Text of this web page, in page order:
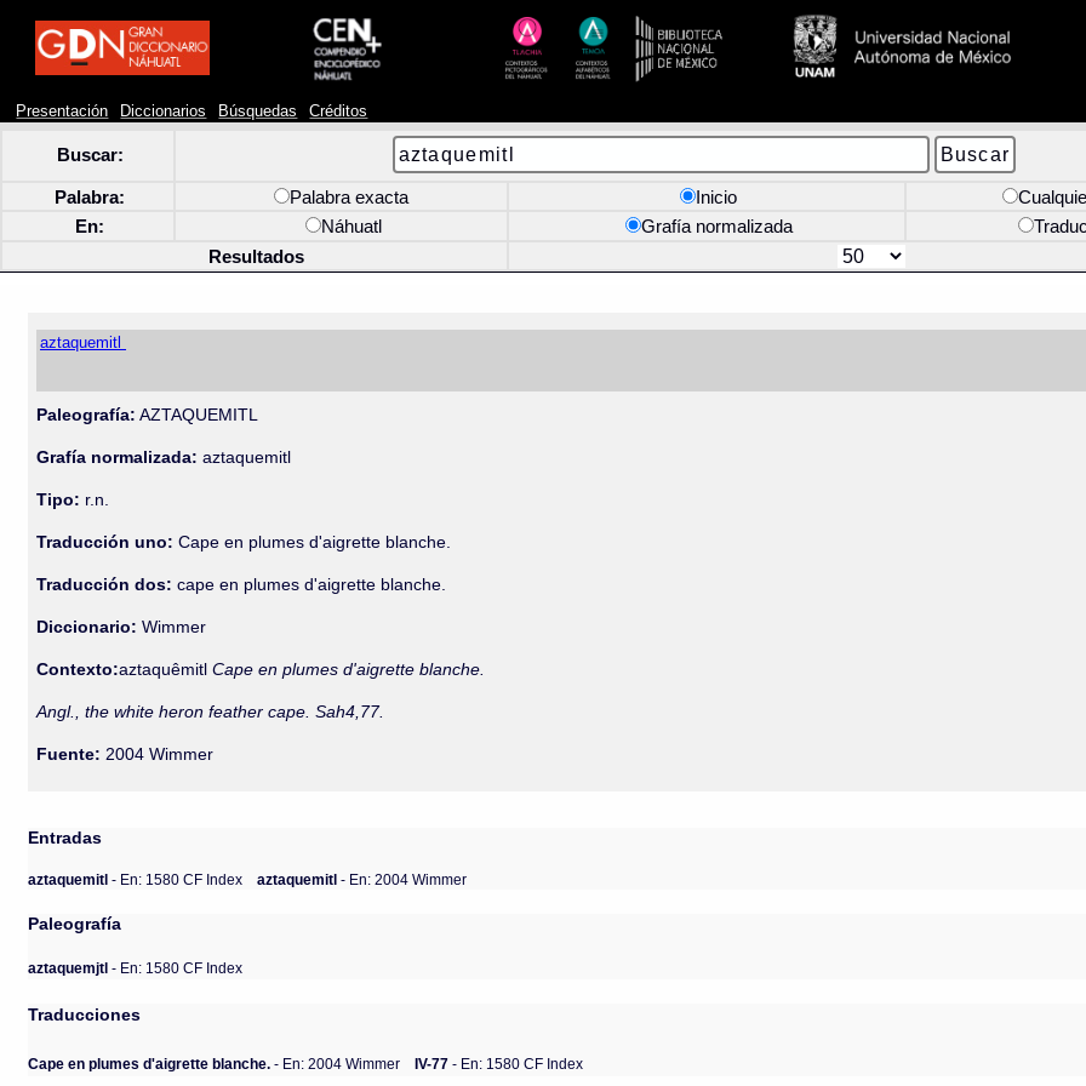
Presentación Diccionarios Búsquedas Créditos
Buscar:
Palabra: Palabra exacta Inicio
En:
Náhuatl Grafía normalizada
Resultados
aztaquemitl
Paleografía: AZTAQUEMITL
Grafía normalizada: aztaquemitl
Tipo: r.n.
Traducción uno: Cape en plumes d'aigrette blanche.
Traducción dos: cape en plumes d'aigrette blanche.
Diccionario:Wimmer
Contexto:aztaquêmitlCape en plumes d'aigrette blanche.
Angl., the white heron feather cape. Sah4,77.
Fuente: 2004 Wimmer
Entradas
aztaquemitl- En: 1580 CF Index aztaquemitl- En: 2004 Wimmer
Paleografía
aztaquemjtl - En: 1580 CF Index
Traducciones
Cape en plumes d'aigrette blanche. - En: 2004 Wimmer IV-77 - En: 1580 CF Index